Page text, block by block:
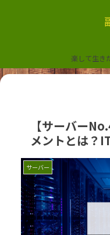
楽して生き
【サーバー
メントとは？
サーバー